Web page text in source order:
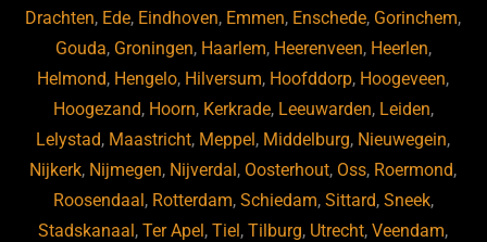
Drachten, Ede, Eindhoven, Emmen, Enschede, Gorinchem,
Gouda, Groningen, Haarlem, Heerenveen, Heerlen,
Helmond, Hengelo, Hilversum, Hoofddorp, Hoogeveen,
Hoogezand, Hoorn, Kerkrade, Leeuwarden, Leiden,
Lelystad, Maastricht, Meppel , Middelburg, Nieuwegein,
Nijkerk, Nijmegen, Nijverdal , Oosterhout, Oss, Roermond,
Roosendaal , Rotterdam, Schiedam, Sittard, Sneek,
Stadskanaal ,Ter Apel ,Tiel ,Tilburg, Utrecht,Veendam,